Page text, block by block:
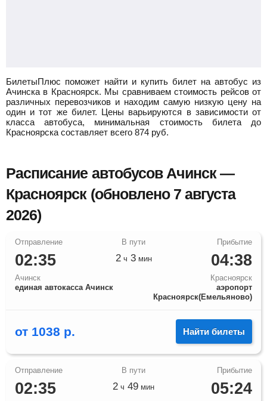
БилетыПлюс поможет найти и купить билет на автобус из
Ачинска в Красноярск. Мы сравниваем стоимость рейсов от
различных перевозчиков и находим самую низкую цену на
один и тот же билет. Цены варьируются в зависимости от
класса автобуса, минимальная стоимость билета до
Красноярска составляет всего 874 руб.
Расписание автобусов Ачинск —
Красноярск (обновлено 7 августа
2026)
02:35
Ачинск
единая автокасса Ачинск
04:38
Красноярск
аэропорт
Красноярск(Емельяново)
2ч 3мин
от 1038 р. Найти билеты
02:35 05:24
2 ч 49 мин